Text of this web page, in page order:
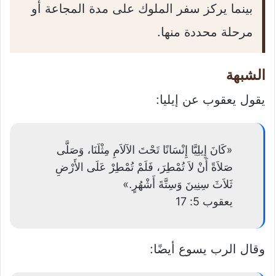
بينما يركز سفر الملوك على مدة المجاعة أو
مرحلة محددة منها.
الشبهة
يقول يعقوب عن إيليا:
«كَانَ إِيلِيَّا إِنْسَانًا تَحْتَ الآلاَمِ مِثْلَنَا، وَصَلَّى
صَلاَةً أَنْ لاَ تُمْطِرَ، فَلَمْ تُمْطِرْ عَلَى الأَرْضِ
ثَلاَثَ سِنِينَ وَسِتَّةَ أَشْهُرٍ.»
يعقوب 5: 17
وقال الرب يسوع أيضًا: